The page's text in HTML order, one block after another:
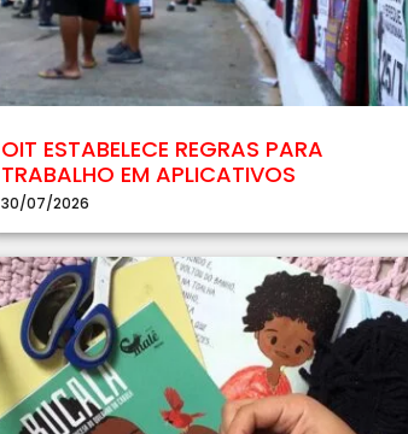
OIT ESTABELECE REGRAS PARA
TRABALHO EM APLICATIVOS
30/07/2026